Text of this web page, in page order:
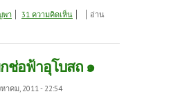
ป่ายกช่อฟ้าอุโบสถวัดวังฆ้อง 2
พา 31 ความคิดเห็น
อ่าน
ช่อฟ้าอุโบสถ ๑
าคม, 2011 - 22:54